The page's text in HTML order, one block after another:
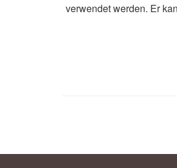
verwendet werden. Er